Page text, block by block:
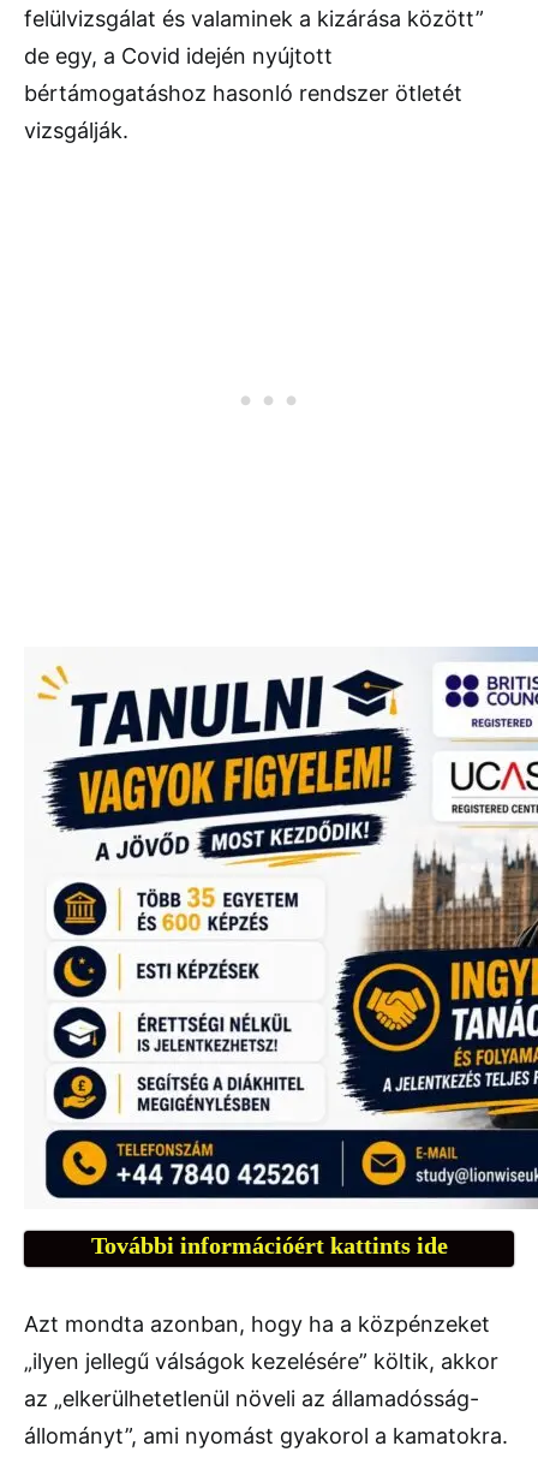
felülvizsgálat és valaminek a kizárása között”
de egy, a Covid idején nyújtott
bértámogatáshoz hasonló rendszer ötletét
vizsgálják.
További információért kattints ide
Azt mondta azonban, hogy ha a közpénzeket
„ilyen jellegű válságok kezelésére” költik, akkor
az „elkerülhetetlenül növeli az államadósság-
állományt”, ami nyomást gyakorol a kamatokra.